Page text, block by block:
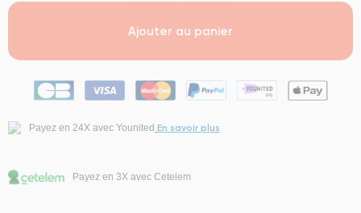
Ajouter au panier
Payez en 24X avec Younited En savoir plus
Payez en 3X avec Cetelem